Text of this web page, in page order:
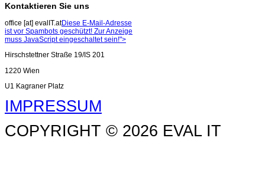
Kontaktieren Sie uns
office [at] evalIT.atDiese E-Mail-Adresse
ist vor Spambots geschützt! Zur Anzeige
muss JavaScript eingeschaltet sein!">
Hirschstettner Straße 19/IS 201
1220 Wien
U1 Kagraner Platz
IMPRESSUM
COPYRIGHT © 2026 EVAL IT